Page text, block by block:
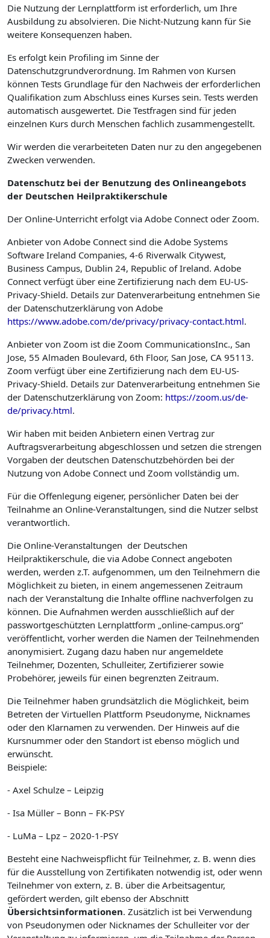
Die Nutzung der Lernplattform ist erforderlich, um Ihre
Ausbildung zu absolvieren. Die Nicht-Nutzung kann für Sie
weitere Konsequenzen haben.
Es erfolgt kein Profiling im Sinne der
Datenschutzgrundverordnung. Im Rahmen von Kursen
können Tests Grundlage für den Nachweis der erforderlichen
Qualifikation zum Abschluss eines Kurses sein. Tests werden
automatisch ausgewertet. Die Testfragen sind für jeden
einzelnen Kurs durch Menschen fachlich zusammengestellt.
Wir werden die verarbeiteten Daten nur zu den angegebenen
Zwecken verwenden.
Datenschutz bei der Benutzung des Onlineangebots
der Deutschen Heilpraktikerschule
Der Online-Unterricht erfolgt via Adobe Connect oder Zoom.
Anbieter von Adobe Connect sind die Adobe Systems
Software Ireland Companies, 4-6 Riverwalk Citywest,
Business Campus, Dublin 24, Republic of Ireland. Adobe
Connect verfügt über eine Zertifizierung nach dem EU-US-
Privacy-Shield. Details zur Datenverarbeitung entnehmen Sie
der Datenschutzerklärung von Adobe
https://www.adobe.com/de/privacy/privacy-contact.html.
Anbieter von Zoom ist die Zoom CommunicationsInc., San
Jose, 55 Almaden Boulevard, 6th Floor, San Jose, CA 95113.
Zoom verfügt über eine Zertifizierung nach dem EU-US-
Privacy-Shield. Details zur Datenverarbeitung entnehmen Sie
der Datenschutzerklärung von Zoom: https://zoom.us/de-
de/privacy.html.
Wir haben mit beiden Anbietern einen Vertrag zur
Auftragsverarbeitung abgeschlossen und setzen die strengen
Vorgaben der deutschen Datenschutzbehörden bei der
Nutzung von Adobe Connect und Zoom vollständig um.
Für die Offenlegung eigener, persönlicher Daten bei der
Teilnahme an Online-Veranstaltungen, sind die Nutzer selbst
verantwortlich.
Die Online-Veranstaltungen der Deutschen
Heilpraktikerschule, die via Adobe Connect angeboten
werden, werden z.T. aufgenommen, um den Teilnehmern die
Möglichkeit zu bieten, in einem angemessenen Zeitraum
nach der Veranstaltung die Inhalte offline nachverfolgen zu
können. Die Aufnahmen werden ausschließlich auf der
passwortgeschützten Lernplattform „online-campus.org“
veröffentlicht, vorher werden die Namen der Teilnehmenden
anonymisiert. Zugang dazu haben nur angemeldete
Teilnehmer, Dozenten, Schulleiter, Zertifizierer sowie
Probehörer, jeweils für einen begrenzten Zeitraum.
Die Teilnehmer haben grundsätzlich die Möglichkeit, beim
Betreten der Virtuellen Plattform Pseudonyme, Nicknames
oder den Klarnamen zu verwenden. Der Hinweis auf die
Kursnummer oder den Standort ist ebenso möglich und
erwünscht.
Beispiele:
- Axel Schulze – Leipzig
- Isa Müller – Bonn – FK-PSY
- LuMa – Lpz – 2020-1-PSY
Besteht eine Nachweispflicht für Teilnehmer, z. B. wenn dies
für die Ausstellung von Zertifikaten notwendig ist, oder wenn
Teilnehmer von extern, z. B. über die Arbeitsagentur,
gefördert werden, gilt ebenso der Abschnitt
Übersichtsinformationen. Zusätzlich ist bei Verwendung
von Pseudonymen oder Nicknames der Schulleiter vor der